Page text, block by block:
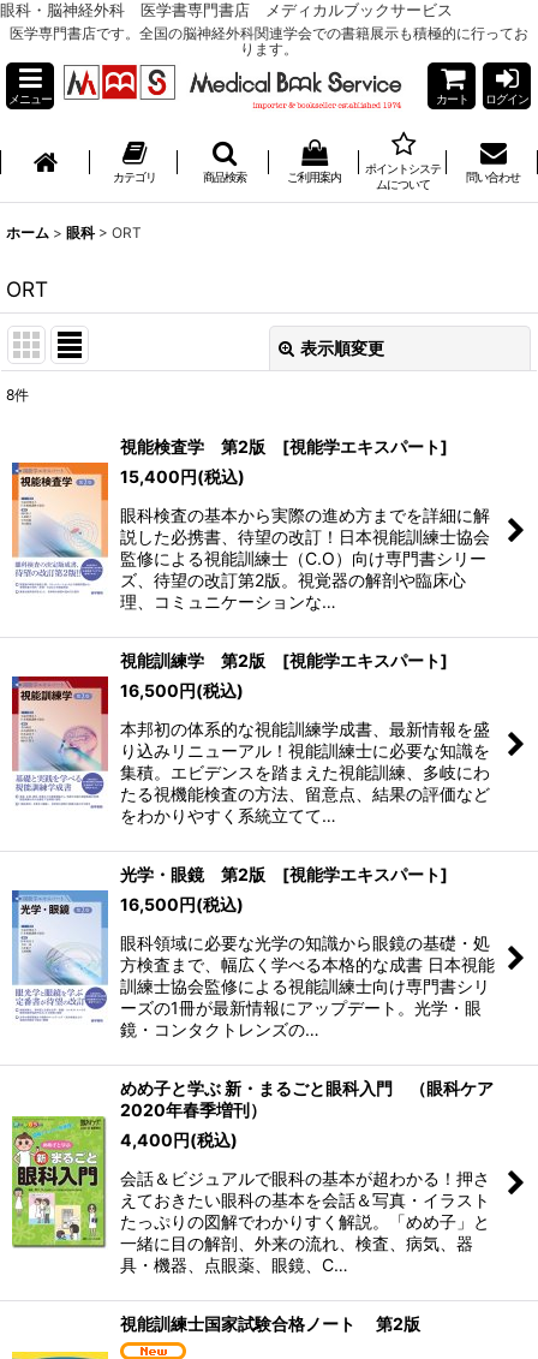
眼科・脳神経外科 医学書専門書店 メディカルブックサービス
医学専門書店です。全国の脳神経外科関連学会での書籍展示も積極的に行ってお
ります。
メニュー カート ログイン
カテゴリ 商品検索 ご利用案内
ポイントシステ
ムについて
問い合わせ
ホーム > 眼科 > ORT
ORT
表示順変更
並び順:
絞り込む
8件
視能検査学 第2版 [視能学エキスパート]
15,400 円(税込)
眼科検査の基本から実際の進め方までを詳細に解
説した必携書、待望の改訂！日本視能訓練士協会
監修による視能訓練士（C.O）向け専門書シリー
ズ、待望の改訂第2版。視覚器の解剖や臨床心
理、コミュニケーションな…
視能訓練学 第2版 [視能学エキスパート]
16,500 円(税込)
本邦初の体系的な視能訓練学成書、最新情報を盛
り込みリニューアル！視能訓練士に必要な知識を
集積。エビデンスを踏まえた視能訓練、多岐にわ
たる視機能検査の方法、留意点、結果の評価など
をわかりやすく系統立てて…
光学・眼鏡 第2版 [視能学エキスパート]
16,500 円(税込)
眼科領域に必要な光学の知識から眼鏡の基礎・処
方検査まで、幅広く学べる本格的な成書 日本視能
訓練士協会監修による視能訓練士向け専門書シリ
ーズの1冊が最新情報にアップデート。光学・眼
鏡・コンタクトレンズの…
めめ子と学ぶ 新・まるごと眼科入門 （眼科ケア
2020年春季増刊）
4,400 円(税込)
会話＆ビジュアルで眼科の基本が超わかる！押さ
えておきたい眼科の基本を会話＆写真・イラスト
たっぷりの図解でわかりすく解説。「めめ子」と
一緒に目の解剖、外来の流れ、検査、病気、器
具・機器、点眼薬、眼鏡、C…
視能訓練士国家試験合格ノート 第2版